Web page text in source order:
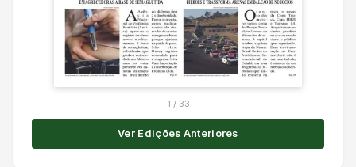
1 / 33
Ver Edições Anteriores